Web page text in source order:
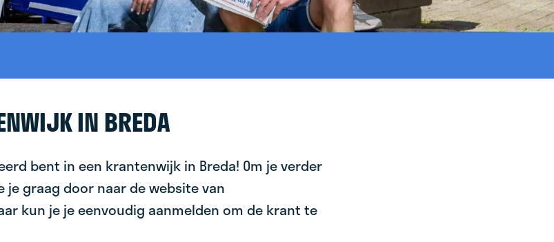
IN BREDA
bent in een krantenwijk in Breda! Om je verder
je graag door naar de website van
kun je je eenvoudig aanmelden om de krant te